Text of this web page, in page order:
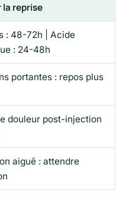
reprise
: 48-72h | Acide
: 24-48h
portantes : repos plus
douleur post-injection
aiguë : attendre